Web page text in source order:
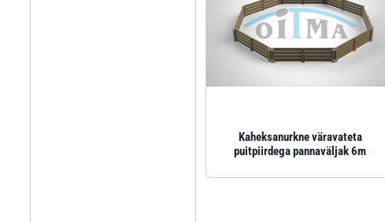
Kaheksanurkne väravateta
puitpiirdega pannaväljak 6m